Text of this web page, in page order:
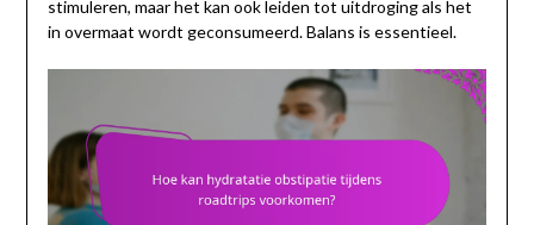
stimuleren, maar het kan ook leiden tot uitdroging als het
in overmaat wordt geconsumeerd. Balans is essentieel.